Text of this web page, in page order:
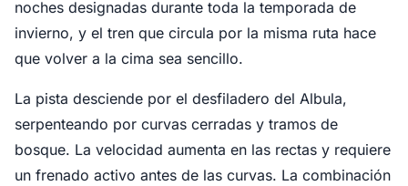
noches designadas durante toda la temporada de
invierno, y el tren que circula por la misma ruta hace
que volver a la cima sea sencillo.
La pista desciende por el desfiladero del Albula,
serpenteando por curvas cerradas y tramos de
bosque. La velocidad aumenta en las rectas y requiere
un frenado activo antes de las curvas. La combinación